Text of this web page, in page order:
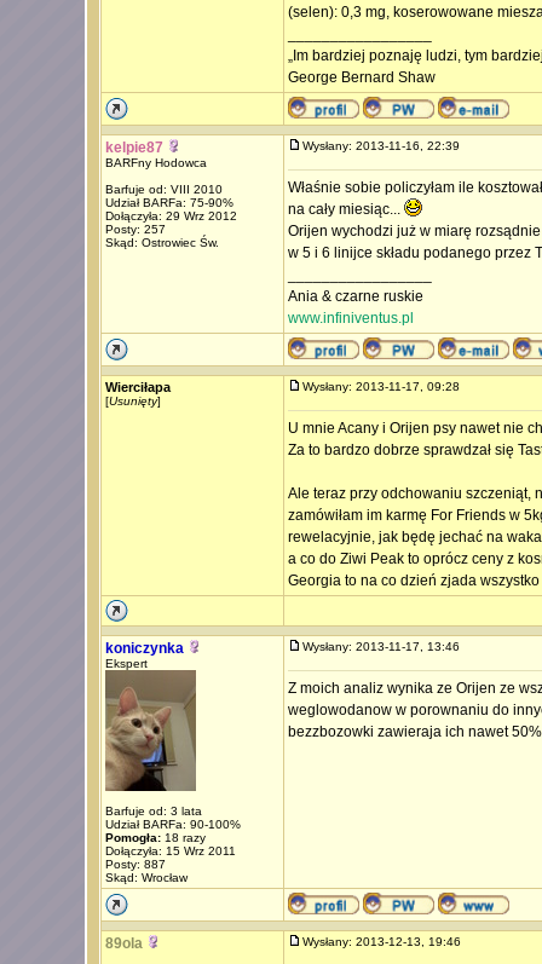
(selen): 0,3 mg, koserowowane
„Im bardziej poznaję ludzi, tym
George Bernard Shaw
kelpie87
BARFny Hodowca
Barfuje od: VIII 2010
Udział BARFa: 75-90%
Dołączyła: 29 Wrz 2012
Posty: 257
Skąd: Ostrowiec Św.
Wysłany: 2013-11-16, 22:39
Właśnie sobie policzyłam ile
na cały miesiąc...
Orijen wychodzi już w miarę
w 5 i 6 linijce składu podanego przez
Ania & czarne ruskie
www.infiniventus.pl
Wierciłapa
[Usunięty]
Wysłany: 2013-11-17, 09:28
U mnie Acany i Orijen psy nawet nie
Za to bardzo dobrze sprawdzał się
Ale teraz przy odchowaniu szczeniąt,
zamówiłam im karmę For Friends w
rewelacyjnie, jak będę jechać na
a co do Ziwi Peak to oprócz ceny z
Georgia to na co dzień zjada
koniczynka
Ekspert
Barfuje od: 3 lata
Udział BARFa: 90-100%
Pomogła:18 razy
Dołączyła: 15 Wrz 2011
Posty: 887
Skąd: Wrocław
Wysłany: 2013-11-17, 13:46
Z moich analiz wynika ze Orijen ze
weglowodanow w porownaniu do
bezzbozowki zawieraja ich nawet
89ola Wysłany: 2013-12-13, 19:46